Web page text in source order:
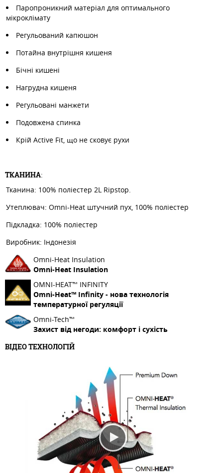
Паропроникний матеріал для оптимального
мікроклімату
Регульований капюшон
Потайна внутрішня кишеня
Бічні кишені
Нагрудна кишеня
Регульовані манжети
Подовжена спинка
Крій Active Fit, що не сковує рухи
ТКАНИНА:
Тканина: 100% поліестер 2L Ripstop.
Утеплювач: Omni-Heat штучний пух, 100% поліестер
Підкладка: 100% поліестер
Виробник: Індонезія
Omni-Heat Insulation
Omni-Heat Insulation
OMNI-HEAT™ INFINITY
Omni-Heat™ Infinity - нова технологія
температурної регуляції
Omni-Tech™
Захист від негоди: комфорт і сухість
ВІДЕО ТЕХНОЛОГІЙ